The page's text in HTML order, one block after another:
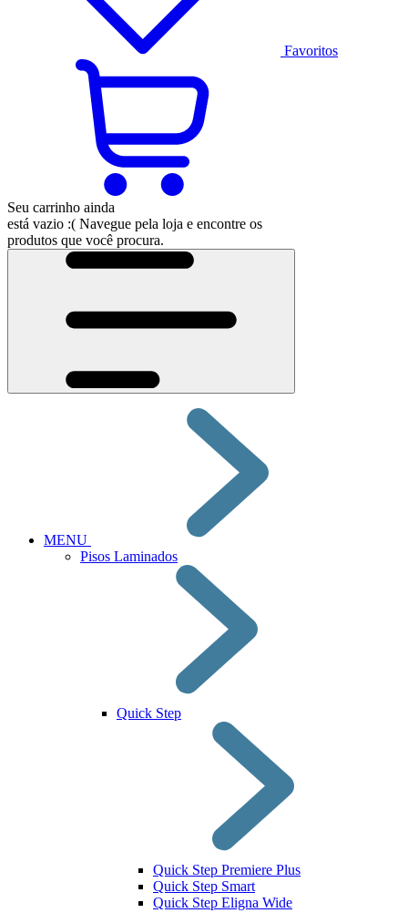
Favoritos
Seu carrinho ainda
está vazio :( Navegue pela loja e encontre os
produtos que você procura.
MENU
Pisos Laminados
Quick Step
Quick Step Premiere Plus
Quick Step Smart
Quick Step Eligna Wide